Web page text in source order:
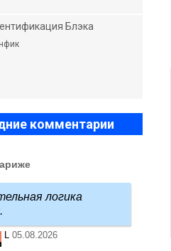
Блэка
комментарии
логика
L 05.08.2026